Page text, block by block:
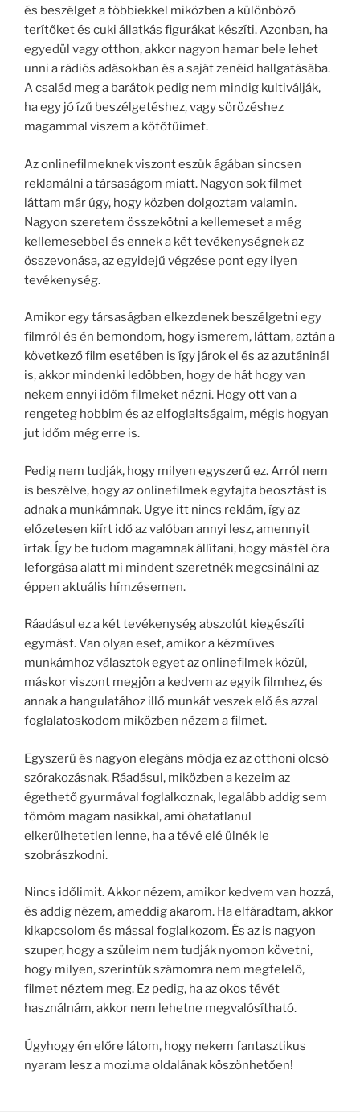
és beszélget a többiekkel miközben a különböző
terítőket és cuki állatkás figurákat készíti. Azonban, ha
egyedül vagy otthon, akkor nagyon hamar bele lehet
unni a rádiós adásokban és a saját zenéid hallgatásába.
A család meg a barátok pedig nem mindig kultiválják,
ha egy jó ízű beszélgetéshez, vagy sörözéshez
magammal viszem a kötőtűimet.
Az onlinefilmeknek viszont eszük ágában sincsen
reklamálni a társaságom miatt. Nagyon sok filmet
láttam már úgy, hogy közben dolgoztam valamin.
Nagyon szeretem összekötni a kellemeset a még
kellemesebbel és ennek a két tevékenységnek az
összevonása, az egyidejű végzése pont egy ilyen
tevékenység.
Amikor egy társaságban elkezdenek beszélgetni egy
filmról és én bemondom, hogy ismerem, láttam, aztán a
következő film esetében is így járok el és az azutáninál
is, akkor mindenki ledöbben, hogy de hát hogy van
nekem ennyi időm filmeket nézni. Hogy ott van a
rengeteg hobbim és az elfoglaltságaim, mégis hogyan
jut időm még erre is.
Pedig nem tudják, hogy milyen egyszerű ez. Arról nem
is beszélve, hogy az onlinefilmek egyfajta beosztást is
adnak a munkámnak. Ugye itt nincs reklám, így az
előzetesen kiírt idő az valóban annyi lesz, amennyit
írtak. Így be tudom magamnak állítani, hogy másfél óra
leforgása alatt mi mindent szeretnék megcsinálni az
éppen aktuális hímzésemen.
Ráadásul ez a két tevékenység abszolút kiegészíti
egymást. Van olyan eset, amikor a kézműves
munkámhoz választok egyet az onlinefilmek közül,
máskor viszont megjön a kedvem az egyik filmhez, és
annak a hangulatához illő munkát veszek elő és azzal
foglalatoskodom miközben nézem a filmet.
Egyszerű és nagyon elegáns módja ez az otthoni olcsó
szórakozásnak. Ráadásul, miközben a kezeim az
égethető gyurmával foglalkoznak, legalább addig sem
tömöm magam nasikkal, ami óhatatlanul
elkerülhetetlen lenne, ha a tévé elé ülnék le
szobrászkodni.
Nincs időlimit. Akkor nézem, amikor kedvem van hozzá,
és addig nézem, ameddig akarom. Ha elfáradtam, akkor
kikapcsolom és mással foglalkozom. És az is nagyon
szuper, hogy a szüleim nem tudják nyomon követni,
hogy milyen, szerintük számomra nem megfelelő,
filmet néztem meg. Ez pedig, ha az okos tévét
használnám, akkor nem lehetne megvalósítható.
Úgyhogy én előre látom, hogy nekem fantasztikus
nyaram lesz a mozi.ma oldalának köszönhetően!